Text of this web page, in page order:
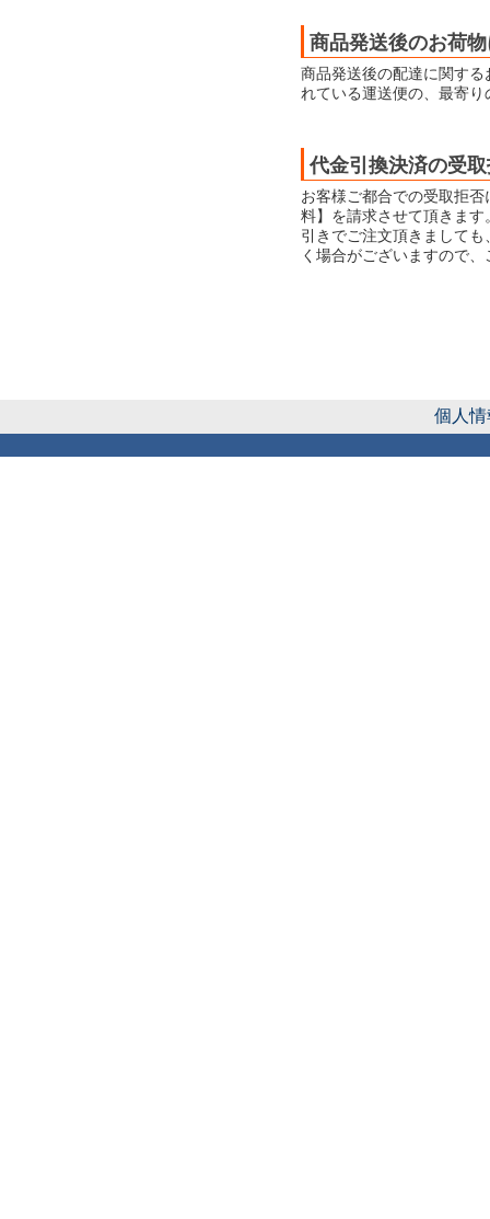
商品発送後のお荷
商品発送後の配達に関す
れている運送便の、最寄
代金引換決済の受
お客様ご都合での受取拒
料】を請求させて頂きま
引きでご注文頂きまして
く場合がございますので
個人